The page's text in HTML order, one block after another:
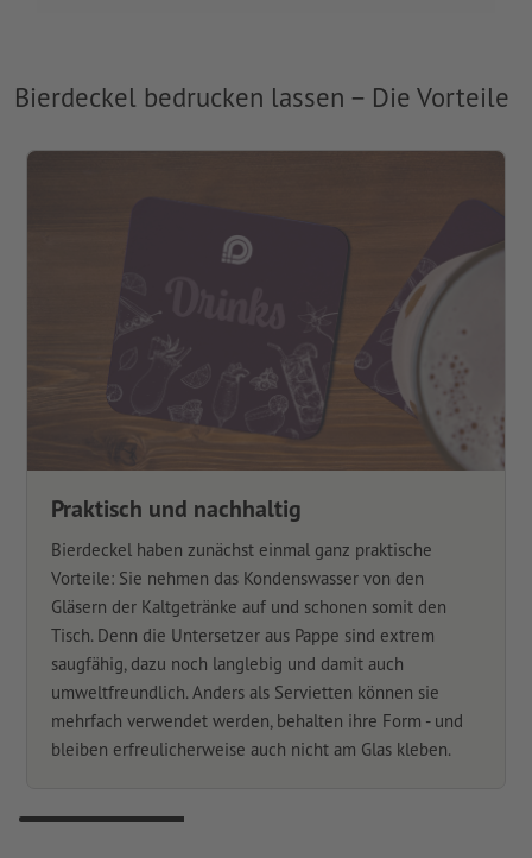
Bierdeckel bedrucken lassen – Die Vorteile
Praktisch und nachhaltig
Bierdeckel haben zunächst einmal ganz praktische
Vorteile: Sie nehmen das Kondenswasser von den
Gläsern der Kaltgetränke auf und schonen somit den
Tisch. Denn die Untersetzer aus Pappe sind extrem
saugfähig, dazu noch langlebig und damit auch
umweltfreundlich. Anders als Servietten können sie
mehrfach verwendet werden, behalten ihre Form - und
bleiben erfreulicherweise auch nicht am Glas kleben.